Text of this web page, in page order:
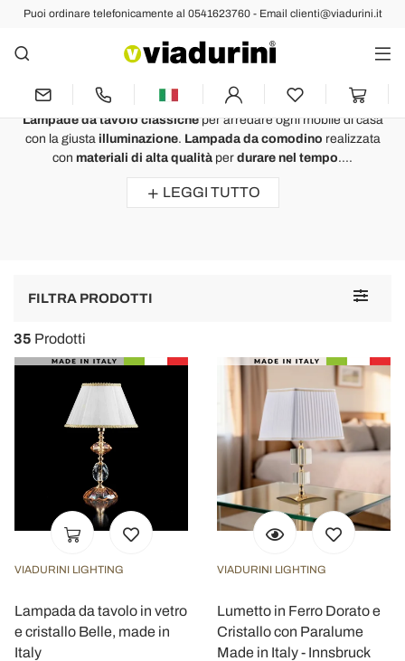
Puoi ordinare telefonicamente al 0541623760 - Email clienti@viadurini.it
Lampade da Tavolo Classiche
Illuminazione Made in Italy
Lampade da tavolo classicheper arredare ogni mobile di casa
con la giusta illuminazione. Lampada da comodino realizzata
con materiali di alta qualità per durare nel tempo....
LEGGI TUTTO
Toggle
FILTRA PRODOTTI
35 Prodotti
VIADURINI LIGHTING
Lampada da tavolo in vetro
e cristallo Belle, made in
Italy
VIADURINI LIGHTING
Lumetto in Ferro Dorato e
Cristallo con Paralume
Made in Italy - Innsbruck